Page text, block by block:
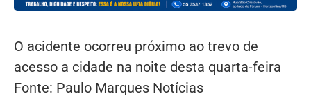
O acidente ocorreu próximo ao trevo de
acesso a cidade na noite desta quarta-feira
Fonte: Paulo Marques Notícias